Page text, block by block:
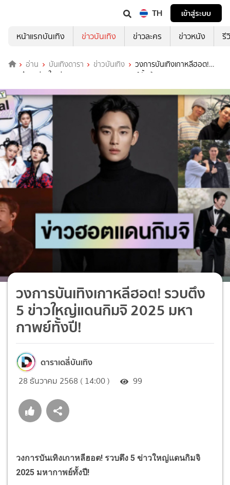
TH
เข้าสู่ระบบ
หน้าแรกบันเทิง
ข่าวบันเทิง ข่าวละคร ข่าวหนัง รี
อ่าน บันเทิงดารา ข่าวบันเทิง
วงการบันเทิงเกาหลีฮอต!
รวบตึง 5 ข่าวใหญ่แดนกิมจิ 2025 มหากาพย์ทั้งปี!
วงการบันเทิงเกาหลีฮอต! รวบตึง
5 ข่าวใหญ่แดนกิมจิ 2025 มหา
กาพย์ทั้งปี!
ดาราเดลี่บันเทิง
28 ธันวาคม 2568 ( 14:00 ) 99
วงการบันเทิงเกาหลีฮอต! รวบตึง 5 ข่าวใหญ่แดนกิมจิ
2025 มหากาพย์ทั้งปี!